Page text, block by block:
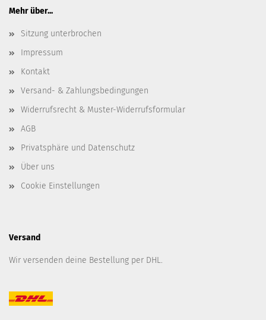
Mehr über...
Sitzung unterbrochen
Impressum
Kontakt
Versand- & Zahlungsbedingungen
Widerrufsrecht & Muster-Widerrufsformular
AGB
Privatsphäre und Datenschutz
Über uns
Cookie Einstellungen
Versand
Wir versenden deine Bestellung per DHL.